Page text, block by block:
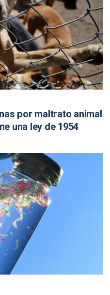
por maltrato animal
una ley de 1954